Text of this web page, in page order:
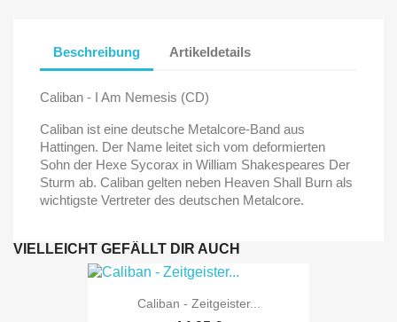
Beschreibung Artikeldetails
Caliban - I Am Nemesis (CD)
Caliban ist eine deutsche Metalcore-Band aus
Hattingen. Der Name leitet sich vom deformierten
Sohn der Hexe Sycorax in William Shakespeares Der
Sturm ab. Caliban gelten neben Heaven Shall Burn als
wichtigste Vertreter des deutschen Metalcore.
VIELLEICHT GEFÄLLT DIR AUCH
Caliban - Zeitgeister...